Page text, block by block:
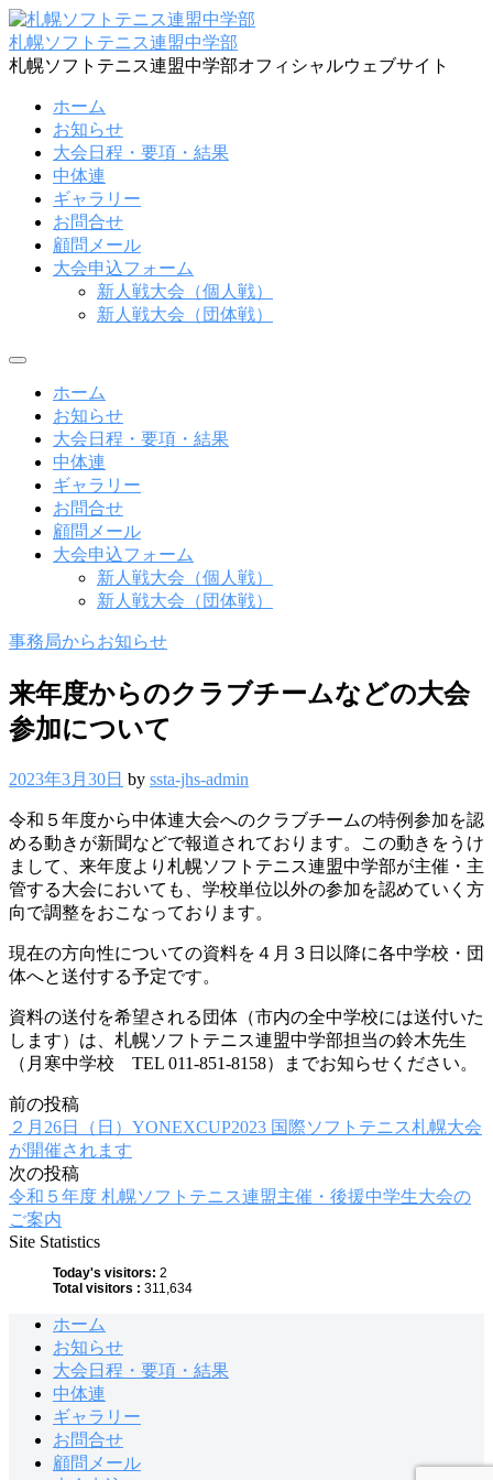
コ
ン
テ
札幌ソフトテニス連盟中学部
札幌ソフトテニス連盟中学部オフィシャルウェブサイト
ホーム
お知らせ
大会日程・要項・結果
中体連
ギャラリー
お問合せ
顧問メール
大会申込フォーム
新人戦大会（個人戦）
新人戦大会（団体戦）
メ
ホーム
お知らせ
大会日程・要項・結果
中体連
ギャラリー
お問合せ
顧問メール
大会申込フォーム
新人戦大会（個人戦）
新人戦大会（団体戦）
事務局からお知らせ
来年度からのクラブチームなどの大会
参加について
2023年3月30日 by ssta-jhs-admin
令和５年度から中体連大会へのクラブチームの特例参加を認
める動きが新聞などで報道されております。この動きをうけ
まして、来年度より札幌ソフトテニス連盟中学部が主催・主
管する大会においても、学校単位以外の参加を認めていく方
向で調整をおこなっております。
現在の方向性についての資料を４月３日以降に各中学校・団
体へと送付する予定です。
資料の送付を希望される団体（市内の全中学校には送付いた
します）は、札幌ソフトテニス連盟中学部担当の鈴木先生
（月寒中学校 TEL 011-851-8158）までお知らせください。
投
稿
ナ
ビ
ゲ
前の投稿
２月26日（日）YONEXCUP2023 国際ソフトテニス札幌大会
が開催されます
次の投稿
令和５年度 札幌ソフトテニス連盟主催・後援中学生大会の
ご案内
Site Statistics
Today's visitors: 2
Total visitors : 311,634
ホーム
お知らせ
大会日程・要項・結果
中体連
ギャラリー
お問合せ
顧問メール